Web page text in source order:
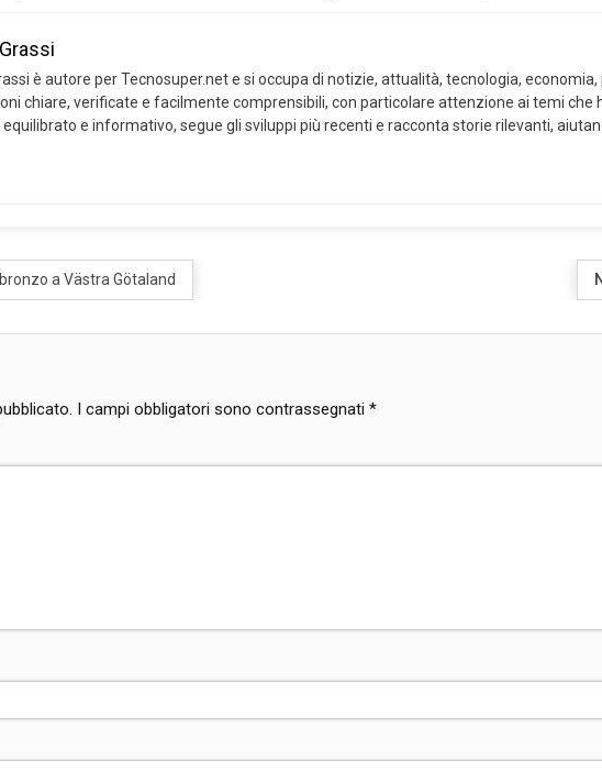
è autore per Tecnosuper.net e si occupa di notizie, attualità, tecnologia,
chiare, verificate e facilmente comprensibili, con particolare attenzione ai temi
e informativo, segue gli sviluppi più recenti e racconta storie rilevanti,
a Västra Götaland
I campi obbligatori sono contrassegnati *